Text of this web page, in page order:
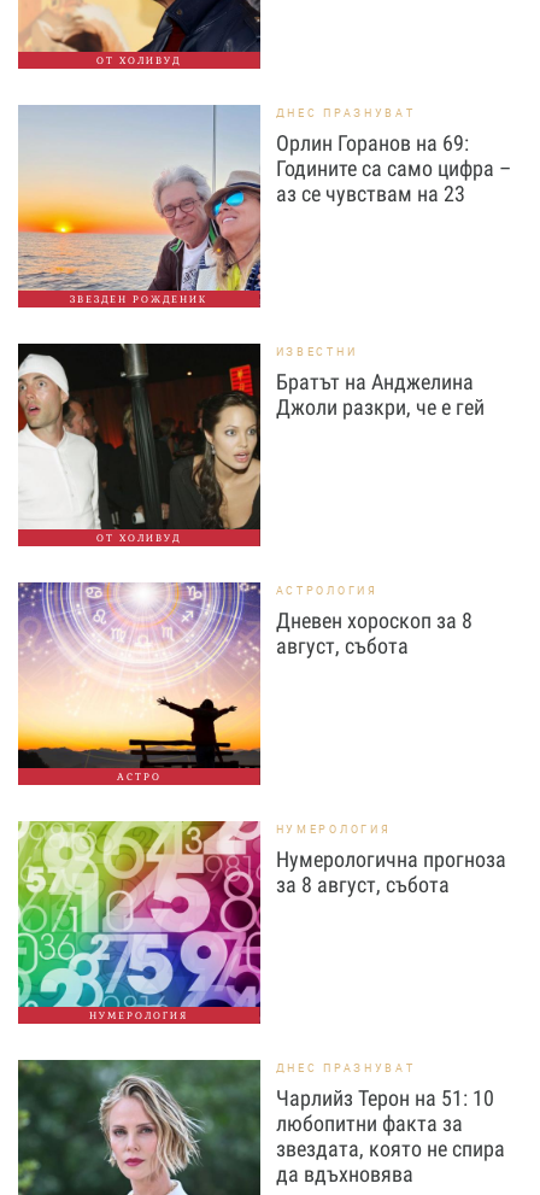
ОТ ХОЛИВУД
ЗВЕЗДЕН РОЖДЕНИК
ДНЕС ПРАЗНУВАТ
Орлин Горанов на 69:
Годините са само цифра –
аз се чувствам на 23
ОТ ХОЛИВУД
ИЗВЕСТНИ
Братът на Анджелина
Джоли разкри, че е гей
АСТРО
АСТРОЛОГИЯ
Дневен хороскоп за 8
август, събота
НУМЕРОЛОГИЯ
НУМЕРОЛОГИЯ
Нумерологична прогноза
за 8 август, събота
ДНЕС ПРАЗНУВАТ
Чарлийз Терон на 51: 10
любопитни факта за
звездата, която не спира
да вдъхновява